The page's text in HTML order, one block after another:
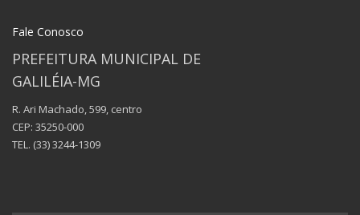
Fale Conosco
PREFEITURA MUNICIPAL DE
GALILÉIA-MG
R. Ari Machado, 599, centro
CEP: 35250-000
TEL. (33) 3244-1309